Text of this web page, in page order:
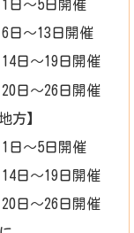
日～5日開催
日～13日開催
日～19日開催
日～26日開催
方】
日～5日開催
日～19日開催
日～26日開催